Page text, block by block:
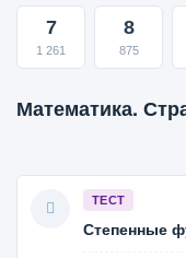
7
1 261
8
875
Математика.
ТЕСТ
Степенные